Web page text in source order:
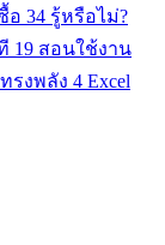
อ 34 รู้หรือไม่?
19 สอนใช้งาน
รงพลัง 4 Excel